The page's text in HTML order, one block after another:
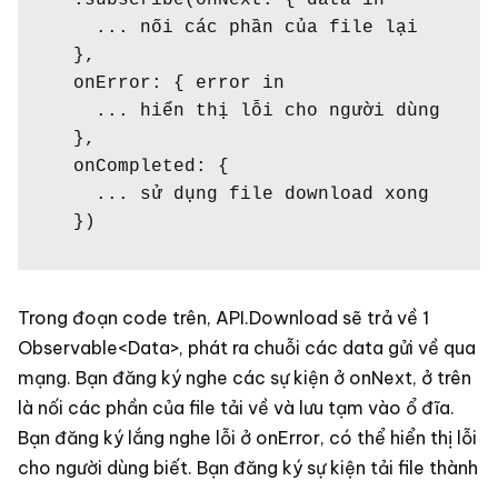
  })
Trong đoạn code trên, API.Download sẽ trả về 1
Observable<Data>, phát ra chuỗi các data gửi về qua
mạng. Bạn đăng ký nghe các sự kiện ở onNext, ở trên
là nối các phần của file tải về và lưu tạm vào ổ đĩa.
Bạn đăng ký lắng nghe lỗi ở onError, có thể hiển thị lỗi
cho người dùng biết. Bạn đăng ký sự kiện tải file thành